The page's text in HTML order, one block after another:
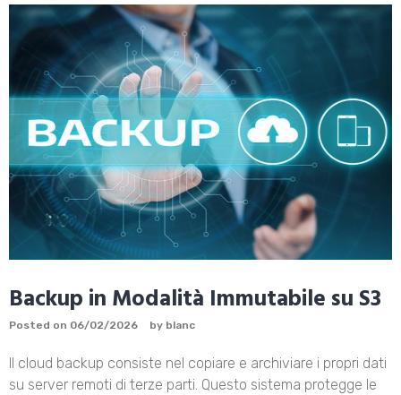
Backup in Modalità Immutabile su S3
Posted on 06/02/2026 by blanc
Il cloud backup consiste nel copiare e archiviare i propri dati
su server remoti di terze parti. Questo sistema protegge le